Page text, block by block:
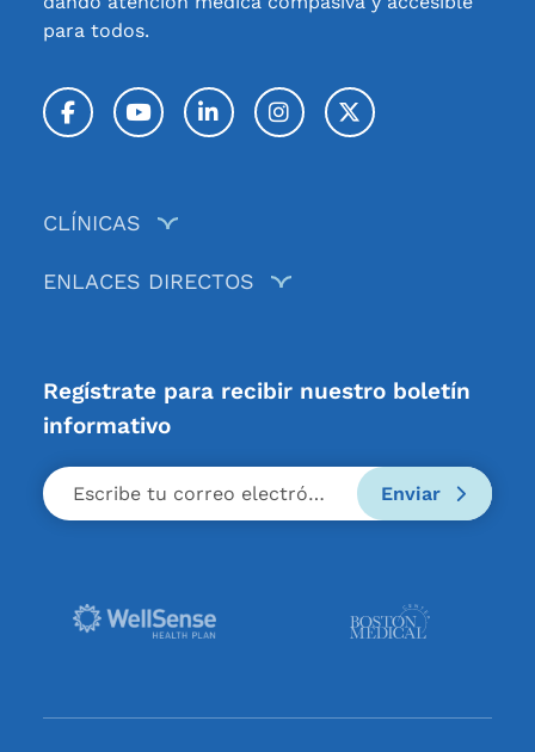
para todos.
FacebookYouTubeLinkedInInstagramTwitter / X
CLÍNICAS
ENLACES DIRECTOS
Regístrate para recibir nuestro boletín
informativo
Enviar